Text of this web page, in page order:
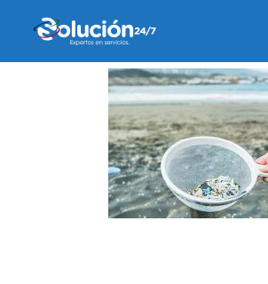
13 noviembre, 2019